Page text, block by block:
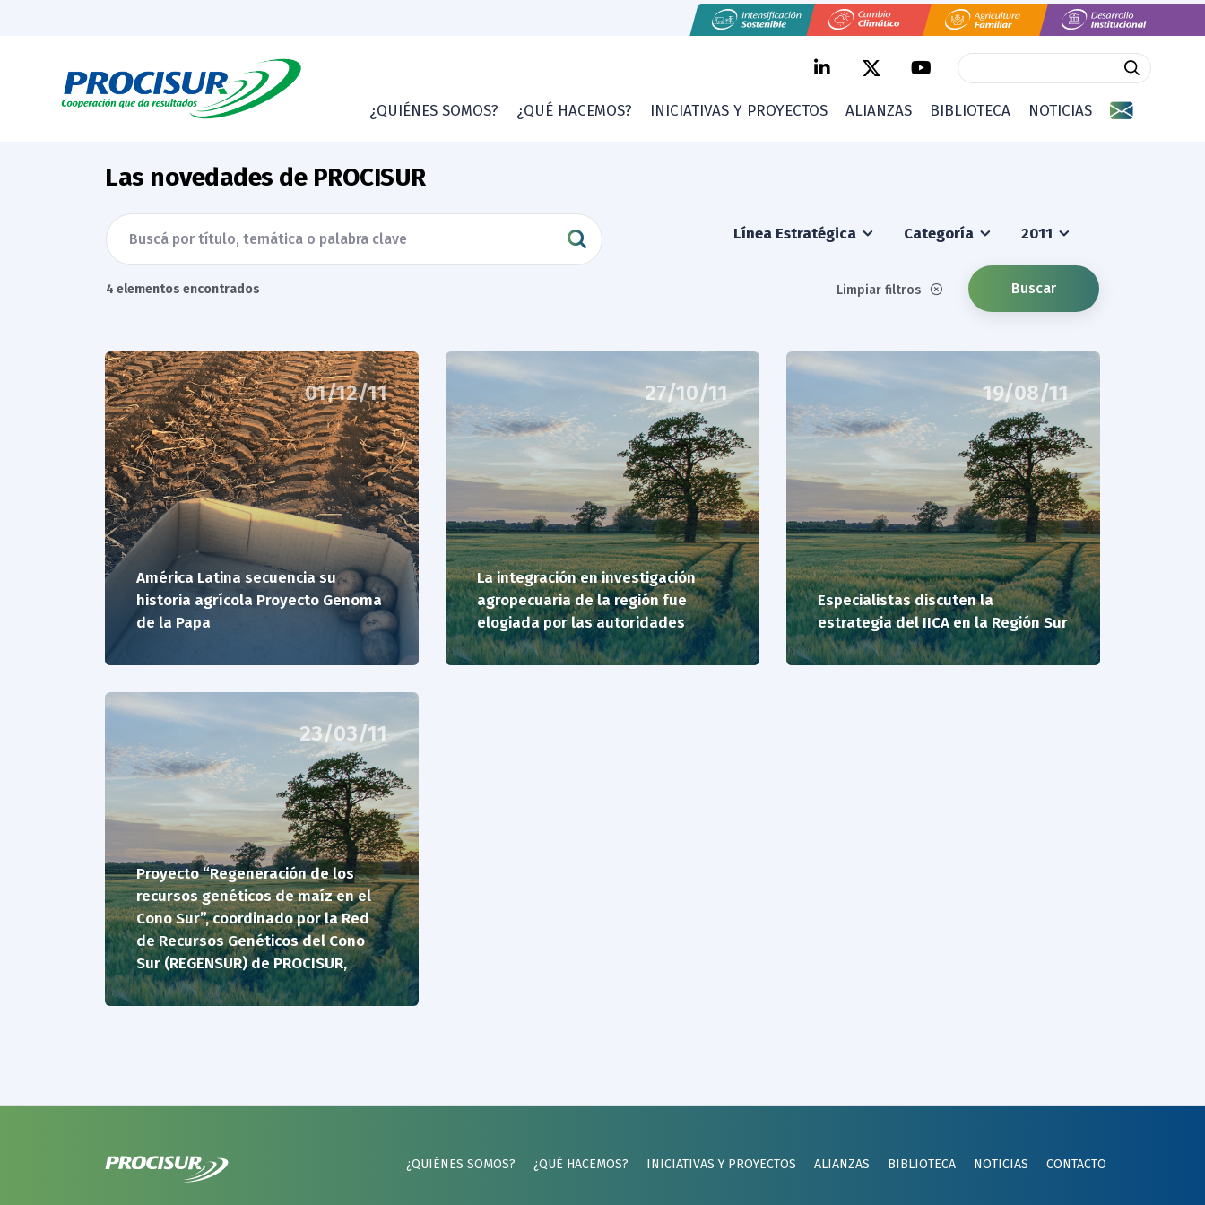
¿QUIÉNES SOMOS? ¿QUÉ HACEMOS? INICIATIVAS Y PROYECTOS ALIANZAS BIBLIOTECA NOTICIAS
Las novedades de PROCISUR
Línea Estratégica Categoría 2011
4 elementos encontrados Limpiar filtros Buscar
01/12/11
América Latina secuencia su
historia agrícola Proyecto Genoma
de la Papa
27/10/11
La integración en investigación
agropecuaria de la región fue
elogiada por las autoridades
19/08/11
Especialistas discuten la
estrategia del IICA en la Región Sur
23/03/11
Proyecto “Regeneración de los
recursos genéticos de maíz en el
Cono Sur”, coordinado por la Red
de Recursos Genéticos del Cono
Sur (REGENSUR) de PROCISUR,
¿QUIÉNES SOMOS? ¿QUÉ HACEMOS? INICIATIVAS Y PROYECTOS ALIANZAS BIBLIOTECA NOTICIAS CONTACTO